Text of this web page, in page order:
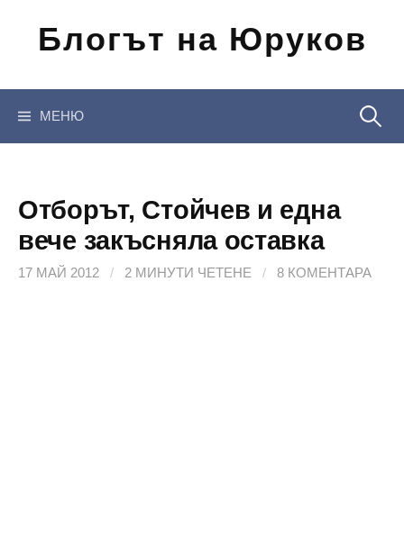
съдържанието
Блогът на Юруков
МЕНЮ
Отборът, Стойчев и една
вече закъсняла оставка
17 МАЙ 2012 / 2 МИНУТИ ЧЕТЕНЕ / 8 КОМЕНТАРА